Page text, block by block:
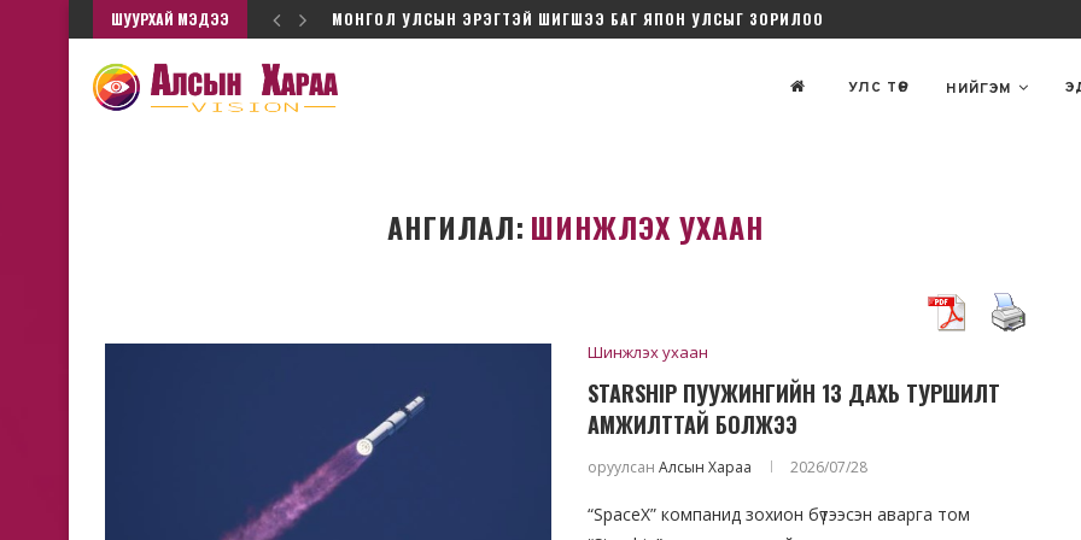
ШУУРХАЙ МЭДЭЭ
ХУДАЛДАГЧ Н.АМАРЗАЯА: ДЭЛГҮҮРИЙН 32 ХУУДАСТАЙ ӨРИЙН ДЭВТЭР ДОЛОО...
УЛС ТӨР НИЙГЭМ
АНГИЛАЛ: ШИНЖЛЭХ УХААН
Шинжлэх ухаан
STARSHIP ПУУЖИНГИЙН 13 ДАХЬ ТУРШИЛТ
АМЖИЛТТАЙ БОЛЖЭЭ
оруулсан Алсын Хараа 2026/07/28
“SpaceX” компанид зохион бүтээсэн аварга том
юугаараа барьцаалагдаж
Эпштейнд "элссэн" бэ?
Б.Цогтгэрэл: Ж.Эпштейн
Оюутолгой, Дубайн гэрээний
2026/5 сар/05